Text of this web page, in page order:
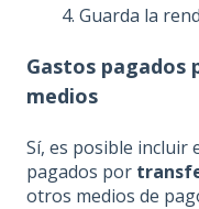
4. Guarda la
Gastos
medios
Sí, es posible incluir
pagados por
otros medios de